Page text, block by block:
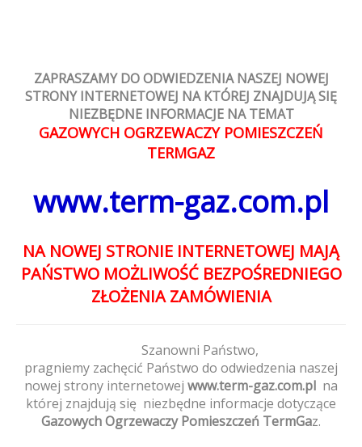
ZAPRASZAMY DO ODWIEDZENIA NASZEJ NOWEJ
STRONY INTERNETOWEJ NA KTÓREJ ZNAJDUJĄ SIĘ
NIEZBĘDNE INFORMACJE NA TEMAT
GAZOWYCH OGRZEWACZY POMIESZCZEŃ
TERMGAZ
www.term-gaz.com.pl
NA NOWEJ STRONIE INTERNETOWEJ MAJĄ
PAŃSTWO MOŻLIWOŚĆ BEZPOŚREDNIEGO
ZŁOŻENIA ZAMÓWIENIA
Szanowni Państwo,
pragniemy zachęcić Państwo do odwiedzenia naszej
nowej strony internetowej www.term-gaz.com.pl na
której znajdują się niezbędne informacje dotyczące
Gazowych Ogrzewaczy Pomieszczeń TermGaz.